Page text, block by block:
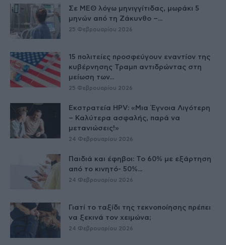
Σε ΜΕΘ λόγω μηνιγγίτιδας, μωράκι 5
μηνών από τη Ζάκυνθο –...
25 Φεβρουαρίου 2026
15 πολιτείες προσφεύγουν εναντίον της
κυβέρνησης Τραμπ αντιδρώντας στη
μείωση των...
25 Φεβρουαρίου 2026
Εκστρατεία HPV: «Μια Έγνοια Λιγότερη
– Καλύτερα ασφαλής, παρά να
μετανιώσεις!»
24 Φεβρουαρίου 2026
Παιδιά και έφηβοι: Το 60% με εξάρτηση
από το κινητό- 50%...
24 Φεβρουαρίου 2026
Γιατί το ταξίδι της τεκνοποίησης πρέπει
να ξεκινά τον χειμώνα;
24 Φεβρουαρίου 2026